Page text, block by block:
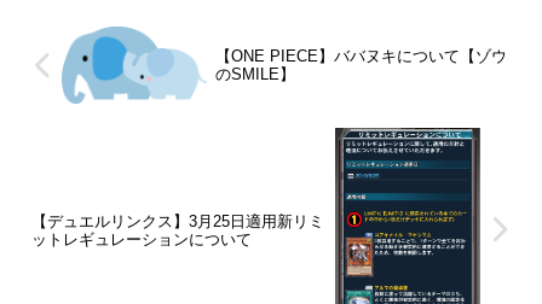
【ONE PIECE】ババヌキについて【ゾウ
のSMILE】
【デュエルリンクス】3月25日適用新リミ
ットレギュレーションについて